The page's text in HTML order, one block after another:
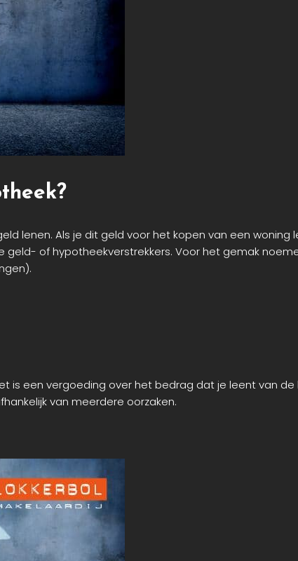
lenen. Als je dit geld voor het kopen van een
of hypotheekverstrekkers. Voor het gemak
is een vergoeding over het bedrag dat je leent van
van meerdere oorzaken.